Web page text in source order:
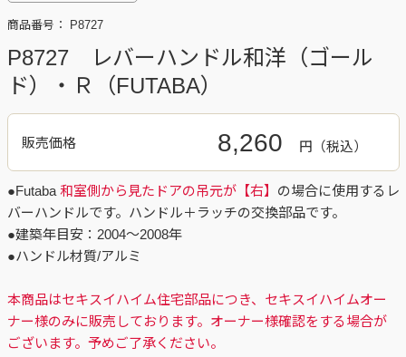
商品番号： P8727
P8727 レバーハンドル和洋（ゴール
ド）・Ｒ（FUTABA）
販売価格 8,260 円
●Futaba 和室側から見たドアの吊元が【右】 の場合に使用するレ
バーハンドルです。ハンドル＋ラッチの交換部品です。
●建築年目安：2004～2008年
●ハンドル材質/アルミ
本商品はセキスイハイム住宅部品につき、セキスイハイムオー
ナー様のみに販売しております。オーナー様確認をする場合が
ございます。予めご了承ください。